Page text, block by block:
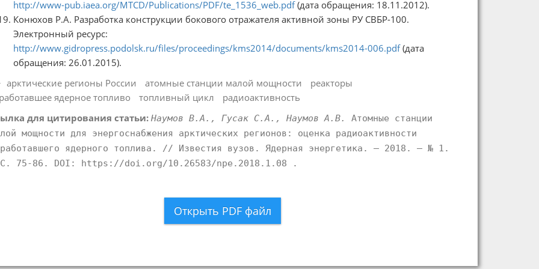
http://www-pub.iaea.org/MTCD/Publications/PDF/te_1536_web.pdf(дата обращения: 18.11.2012).
Конюхов Р.А. Разработка конструкции бокового отражателя активной зоны РУ СВБР-100.
Электронный ресурс:
http://www.gidropress.podolsk.ru/files/proceedings/kms2014/documents/kms2014-006.pdf(дата
обращения: 26.01.2015).
арктические регионы России
атомные станции малой мощности
реакторы
ядерное топливо
топливный цикл
радиоактивность
для цитирования статьи: Наумов В.А., Гусак С.А., Наумов А.В.
Атомные станции
мощности для энергоснабжения арктических регионов: оценка радиоактивности
ядерного топлива. // Известия вузов. Ядерная энергетика. – 2018. – № 1.
75-86. DOI: https://doi.org/10.26583/npe.2018.1.08 .
Открыть PDF файл